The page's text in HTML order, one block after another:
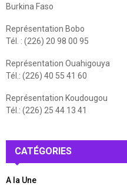
Burkina Faso
Représentation Bobo
Tél. : (226) 20 98 00 95
Représentation Ouahigouya
Tél.: (226) 40 55 41 60
Représentation Koudougou
Tél.: (226) 25 44 13 41
CATÉGORIES
A la Une